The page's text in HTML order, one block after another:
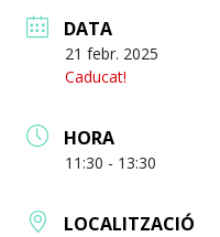
DATA
21 febr. 2025
Caducat!
HORA
11:30 - 13:30
LOCALITZACIÓ